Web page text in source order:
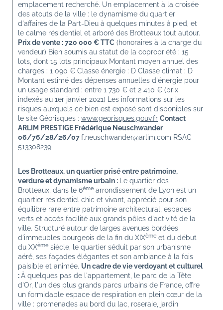
emplacement recherché. Un emplacement à la croisée
des atouts de la ville : le dynamisme du quartier
d'affaires de la Part-Dieu à quelques minutes à pied, et
le calme résidentiel et arboré des Brotteaux tout autour.
Prix de vente : 720 000 € TTC (honoraires à la charge du
vendeur) Bien soumis au statut de la copropriété : 15
lots, dont 15 lots principaux Montant moyen annuel des
charges : 1 090 € Classe énergie : D Classe climat : D
Montant estimé des dépenses annuelles d'énergie pour
un usage standard : entre 1 730 € et 2 410 € (prix
indexés au 1er janvier 2021) Les informations sur les
risques auxquels ce bien est exposé sont disponibles sur
le site Géorisques : www.georisques.gouv.fr Contact
ARLIM PRESTIGE Frédérique Neuschwander
06/76/28/26/07 f.neuschwander@arlim.com RSAC
513308239
Les Brotteaux, un quartier prisé entre patrimoine,
verdure et dynamisme urbain : Le quartier des
Brotteaux, dans le 6ème arrondissement de Lyon est un
quartier résidentiel chic et vivant, apprécié pour son
équilibre rare entre patrimoine architectural, espaces
verts et accès facilité aux grands pôles d'activité de la
ville. Structuré autour de larges avenues bordées
d'immeubles bourgeois de la fin du XIXème et du début
du XXème siècle, le quartier séduit par son urbanisme
aéré, ses façades élégantes et son ambiance à la fois
paisible et animée. Un cadre de vie verdoyant et culturel
: À quelques pas de l'appartement, le parc de la Tête
d'Or, l'un des plus grands parcs urbains de France, offre
un formidable espace de respiration en plein cœur de la
ville : promenades au bord du lac, roseraie, jardin